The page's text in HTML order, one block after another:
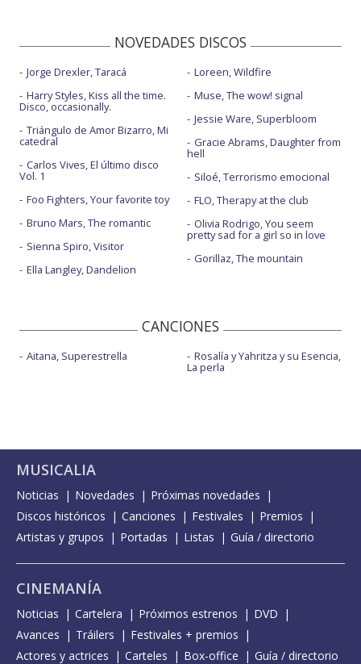
NOVEDADES DISCOS
Jorge Drexler, Taracá
Harry Styles, Kiss all the time.
Disco, occasionally.
Triángulo de Amor Bizarro, Mi
catedral
Carlos Vives, El último disco
Vol. 1
Foo Fighters, Your favorite toy
Bruno Mars, The romantic
Sienna Spiro, Visitor
Ella Langley, Dandelion
Loreen, Wildfire
Muse, The wow! signal
Jessie Ware, Superbloom
Gracie Abrams, Daughter from
hell
Siloé, Terrorismo emocional
FLO, Therapy at the club
Olivia Rodrigo, You seem
pretty sad for a girl so in love
Gorillaz, The mountain
CANCIONES
Aitana, Superestrella Rosalía y Yahritza y su Esencia,
La perla
MUSICALIA
Noticias Novedades
Próximas novedades
Discos históricos
Canciones Festivales
Premios
Artistas y grupos
Portadas Listas Guía / directorio
CINEMANÍA
Noticias Cartelera Próximos estrenos
DVD
Avances
Tráilers
Festivales + premios
Actores y actrices
Carteles Box-office Guía / directorio